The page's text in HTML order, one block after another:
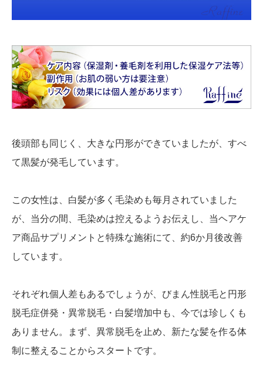
後頭部も同じく、大きな円形ができていましたが、すべ
て黒髪が発毛しています。
この女性は、白髪が多く毛染めも毎月されていました
が、当分の間、毛染めは控えるようお伝えし、当ヘアケ
ア商品サプリメントと特殊な施術にて、約6か月後改善
しています。
それぞれ個人差もあるでしょうが、びまん性脱毛と円形
脱毛症併発・異常脱毛・白髪増加中も、今では珍しくも
ありません。まず、異常脱毛を止め、新たな髪を作る体
制に整えることからスタートです。